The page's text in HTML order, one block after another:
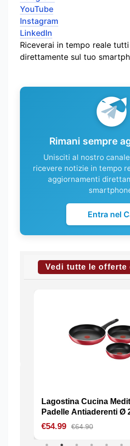
YouTube
Instagram
LinkedIn
Riceverai in tempo reale
direttamente sul tuo
Rimani sempre
Unisciti al nostro
ricevere notizie in tempo
aggiornamenti
Entra nel